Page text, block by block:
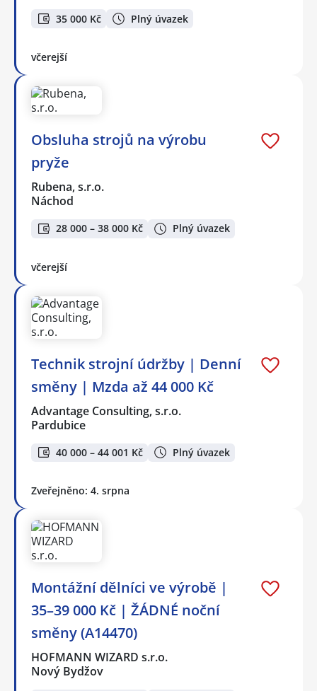
35 000 Kč Plný úvazek
včerejší
Obsluha strojů na výrobu
pryže
Rubena, s.r.o.
Náchod
28 000 – 38 000 Kč Plný úvazek
včerejší
Technik strojní údržby | Denní
směny | Mzda až 44 000 Kč
Advantage Consulting, s.r.o.
Pardubice
40 000 – 44 001 Kč Plný úvazek
Zveřejněno: 4. srpna
Montážní dělníci ve výrobě |
35–39 000 Kč | ŽÁDNÉ noční
směny (A14470)
HOFMANN WIZARD s.r.o.
Nový Bydžov